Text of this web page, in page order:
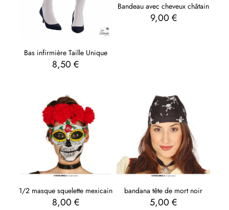
Bas infirmière Taille Unique
8,50€
Bandeau avec cheveux châtain
9,00 €
1/2 masque squelette mexicain
8,00 €
bandana tête de mort noir
5,00 €